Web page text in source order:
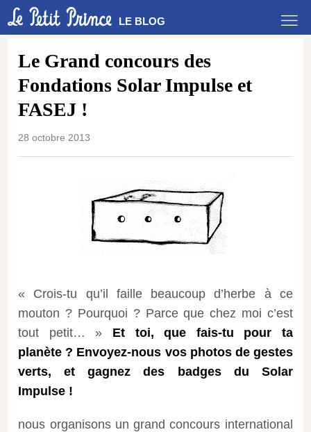
LE BLOG
Le Grand concours des
Fondations Solar Impulse et
FASEJ !
28 octobre 2013
« Crois-tu qu’il faille beaucoup d’herbe à ce
mouton ? Pourquoi ? Parce que chez moi c’est
tout petit… »
Et toi, que fais-tu pour ta
planète ? Envoyez-nous vos photos de gestes
verts, et gagnez des badges du Solar
Impulse !
nous organisons un grand concours international